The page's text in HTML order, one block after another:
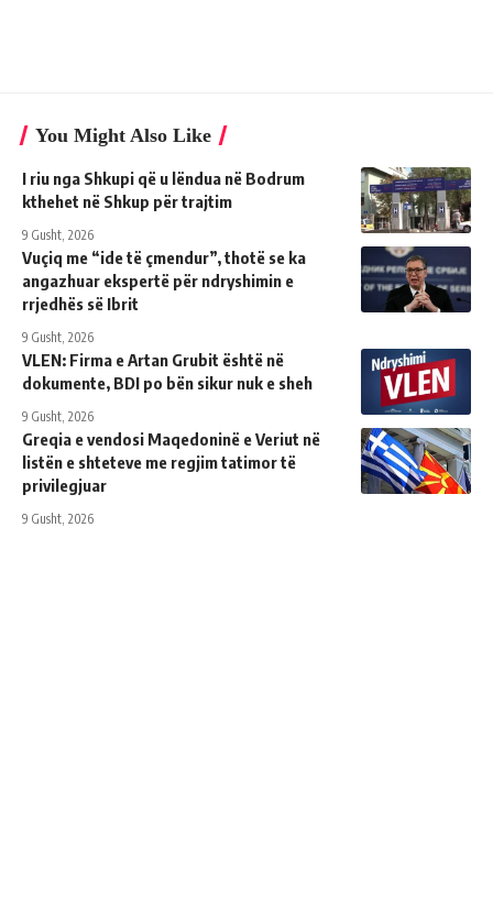
You Might Also Like
I riu nga Shkupi që u lëndua në Bodrum
kthehet në Shkup për trajtim
9 Gusht, 2026
Vuçiq me “ide të çmendur”, thotë se ka
angazhuar ekspertë për ndryshimin e
rrjedhës së Ibrit
9 Gusht, 2026
VLEN: Firma e Artan Grubit është në
dokumente, BDI po bën sikur nuk e sheh
9 Gusht, 2026
Greqia e vendosi Maqedoninë e Veriut në
listën e shteteve me regjim tatimor të
privilegjuar
9 Gusht, 2026